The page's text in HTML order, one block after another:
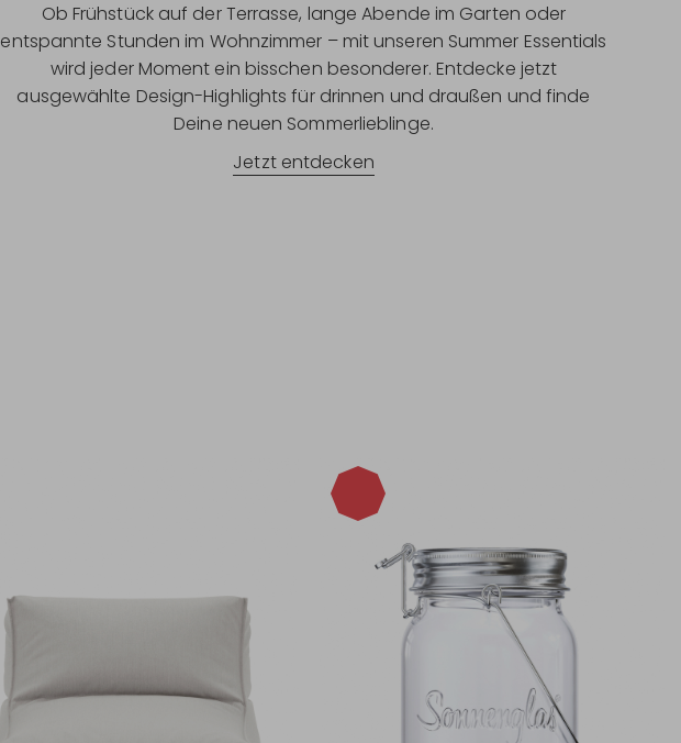
Ob Frühstück auf der Terrasse, lange Abende im Garten oder
entspannte Stunden im Wohnzimmer – mit unseren Summer Essentials
wird jeder Moment ein bisschen besonderer. Entdecke jetzt
ausgewählte Design-Highlights für drinnen und draußen und finde
Deine neuen Sommerlieblinge.
Jetzt entdecken